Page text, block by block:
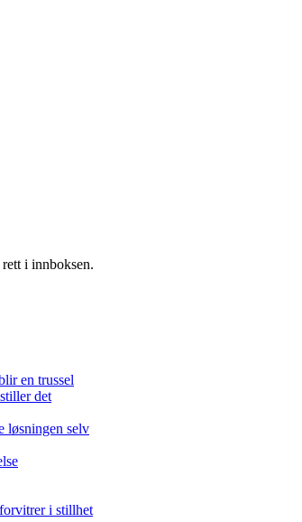
i innboksen.
en trussel
det
løsningen selv
i stillhet